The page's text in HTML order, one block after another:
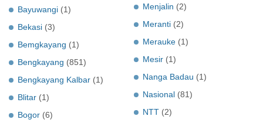
Bayuwangi (1)
Bekasi (3)
Bemgkayang (1)
Bengkayang (851)
Bengkayang Kalbar (1)
Blitar (1)
Bogor (6)
Menjalin (2)
Meranti (2)
Merauke (1)
Mesir (1)
Nanga Badau (1)
Nasional (81)
NTT (2)